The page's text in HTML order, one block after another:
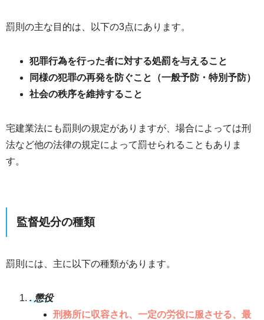
罰則の主な目的は、以下の3点にあります。
犯罪行為を行った者に対する処罰を与えること
同様の犯罪の再発を防ぐこと（一般予防・特別予防）
社会の秩序を維持すること
宅建業法にも罰則の規定がありますが、場合によっては刑
法など他の法律の規定によって罰せられることもありま
す。
監督処分の種類
罰則には、主に以下の種類があります。
. 懲役
刑務所に収容され、一定の労役に服させる、最